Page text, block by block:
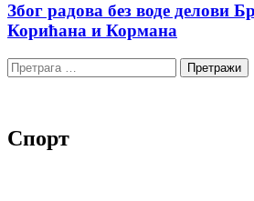
Због радова без воде делови
Корићана и Кормана
Претрага
за:
Спорт